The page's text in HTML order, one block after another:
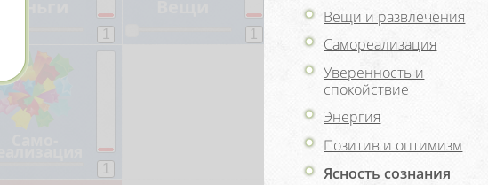
Вещи и развлечения
Самореализация
Уверенность и
спокойствие
Энергия
Позитив и оптимизм
Ясность сознания